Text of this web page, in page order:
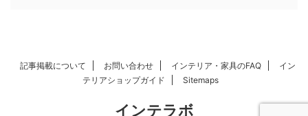
記事掲載について お問い合わせ インテリア・家具のFAQ
イン
テリアショップガイド
Sitemaps
インテラボ